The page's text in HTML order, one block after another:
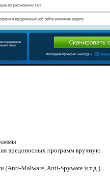
вредоносных программ вручную
(Anti-Malware, Anti-Spyware и т.д.)